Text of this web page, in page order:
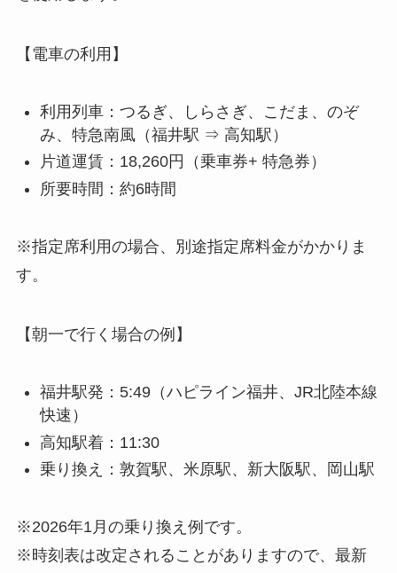
【電車の利用】
利用列車：つるぎ、しらさぎ、こだま、のぞ
み、特急南風（福井駅 ⇒ 高知駅）
片道運賃：18,260円（乗車券+ 特急券）
所要時間：約6時間
※指定席利用の場合、別途指定席料金がかかりま
す。
【朝一で行く場合の例】
福井駅発：5:49（ハピライン福井、JR北陸本線
快速）
高知駅着：11:30
乗り換え：敦賀駅、米原駅、新大阪駅、岡山駅
※2026年1月の乗り換え例です。
※時刻表は改定されることがありますので、最新